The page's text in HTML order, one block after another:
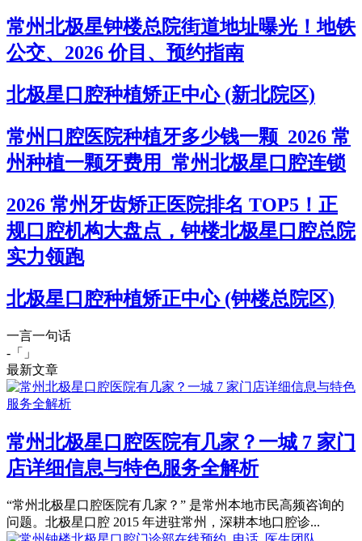
常州北极星钟楼总院街道地址曝光！地铁
公交、2026 价目、预约指南
北极星口腔种植矫正中心 (新北院区)
常州口腔医院种植牙多少钱一颗_2026 常
州种植一颗牙费用_常州北极星口腔连锁
2026 常州牙齿矫正医院排名 TOP5！正
规口腔机构大盘点，钟楼北极星口腔总院
实力领跑
北极星口腔种植矫正中心 (钟楼总院区)
一言一句话
-「
」
最新文章
常州北极星口腔医院有几家？一城 7 家门
店详细信息与特色服务全解析
“常州北极星口腔医院有几家？” 是常州本地市民高频咨询的
问题。北极星口腔 2015 年进驻常州，深耕本地口腔诊...